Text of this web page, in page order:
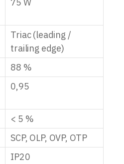
75 W
Triac (leading /
trailing edge)
88 %
0,95
< 5 %
SCP, OLP, OVP, OTP
IP20